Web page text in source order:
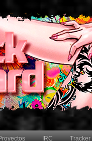
IRC Tracker